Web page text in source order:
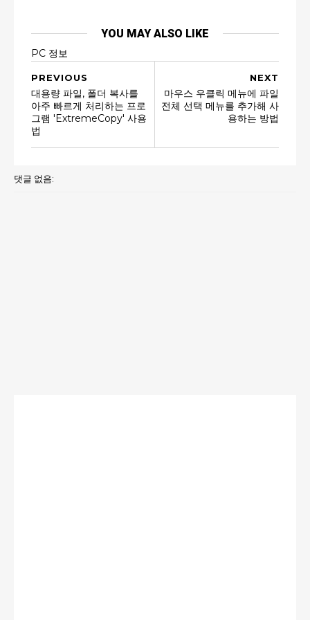
YOU MAY ALSO LIKE
PC 정보
NEXT
마우스 우클릭 메뉴에 파일
전체 선택 메뉴를 추가해 사
용하는 방법
PREVIOUS
대용량 파일, 폴더 복사를
아주 빠르게 처리하는 프로
그램 'ExtremeCopy' 사용
법
댓글 없음: